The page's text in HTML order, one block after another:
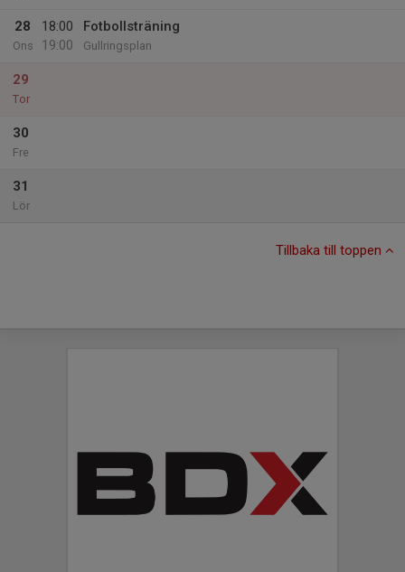
28
Ons
18:00
19:00
Fotbollsträning
Gullringsplan
29
Tor
30
Fre
31
Lör
Tillbaka till toppen